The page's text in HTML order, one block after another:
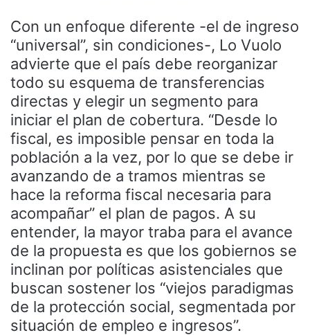
Con un enfoque diferente -el de ingreso
“universal”, sin condiciones-, Lo Vuolo
advierte que el país debe reorganizar
todo su esquema de transferencias
directas y elegir un segmento para
iniciar el plan de cobertura. “Desde lo
fiscal, es imposible pensar en toda la
población a la vez, por lo que se debe ir
avanzando de a tramos mientras se
hace la reforma fiscal necesaria para
acompañar” el plan de pagos. A su
entender, la mayor traba para el avance
de la propuesta es que los gobiernos se
inclinan por políticas asistenciales que
buscan sostener los “viejos paradigmas
de la protección social, segmentada por
situación de empleo e ingresos”.